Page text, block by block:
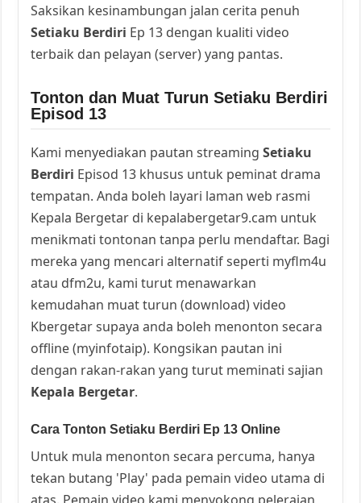
Saksikan kesinambungan jalan cerita penuh
Setiaku Berdiri Ep 13 dengan kualiti video
terbaik dan pelayan (server) yang pantas.
Tonton dan Muat Turun Setiaku Berdiri
Episod 13
Kami menyediakan pautan streamingSetiaku
Berdiri Episod 13 khusus untuk peminat drama
tempatan. Anda boleh layari laman web rasmi
Kepala Bergetar di kepalabergetar9.cam untuk
menikmati tontonan tanpa perlu mendaftar. Bagi
mereka yang mencari alternatif seperti myflm4u
atau dfm2u, kami turut menawarkan
kemudahan muat turun (download) video
Kbergetar supaya anda boleh menonton secara
offline (myinfotaip). Kongsikan pautan ini
dengan rakan-rakan yang turut meminati sajian
Kepala Bergetar.
Cara Tonton Setiaku Berdiri Ep 13 Online
Untuk mula menonton secara percuma, hanya
tekan butang 'Play' pada pemain video utama di